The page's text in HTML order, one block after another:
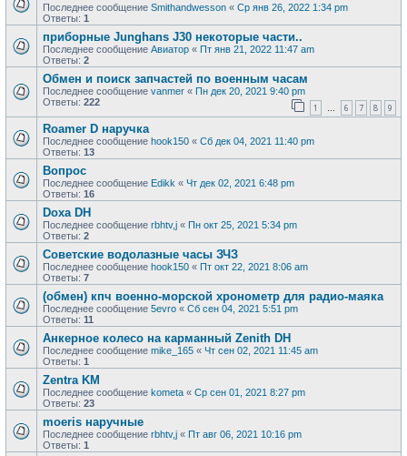
Последнее сообщение Smithandwesson « Ср янв 26, 2022 1:34 pm
Ответы: 1
приборные Junghans J30 некоторые части..
Последнее сообщение Авиатор « Пт янв 21, 2022 11:47 am
Ответы: 2
Обмен и поиск запчастей по военным часам
Последнее сообщение vanmer « Пн дек 20, 2021 9:40 pm
Ответы: 222 1 … 6 7 8 9
Roamer D наручка
Последнее сообщение hook150 « Сб дек 04, 2021 11:40 pm
Ответы: 13
Вопрос
Последнее сообщение Edikk « Чт дек 02, 2021 6:48 pm
Ответы: 16
Doxa DH
Последнее сообщение rbhtv,j « Пн окт 25, 2021 5:34 pm
Ответы: 2
Советские водолазные часы ЗЧЗ
Последнее сообщение hook150 « Пт окт 22, 2021 8:06 am
Ответы: 7
(обмен) кпч военно-морской хронометр для радио-маяка
Последнее сообщение 5evro « Сб сен 04, 2021 5:51 pm
Ответы: 11
Анкерное колесо на карманный Zenith DH
Последнее сообщение mike_165 « Чт сен 02, 2021 11:45 am
Ответы: 1
Zentra KM
Последнее сообщение kometa « Ср сен 01, 2021 8:27 pm
Ответы: 23
moeris наручные
Последнее сообщение rbhtv,j « Пт авг 06, 2021 10:16 pm
Ответы: 1